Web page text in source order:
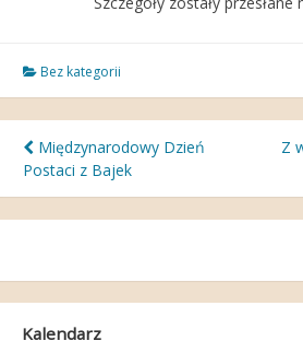
Bez kategorii
Nawigacja
wpisu
Międzynarodowy Dzień
Postaci z Bajek
Z
Kalendarz